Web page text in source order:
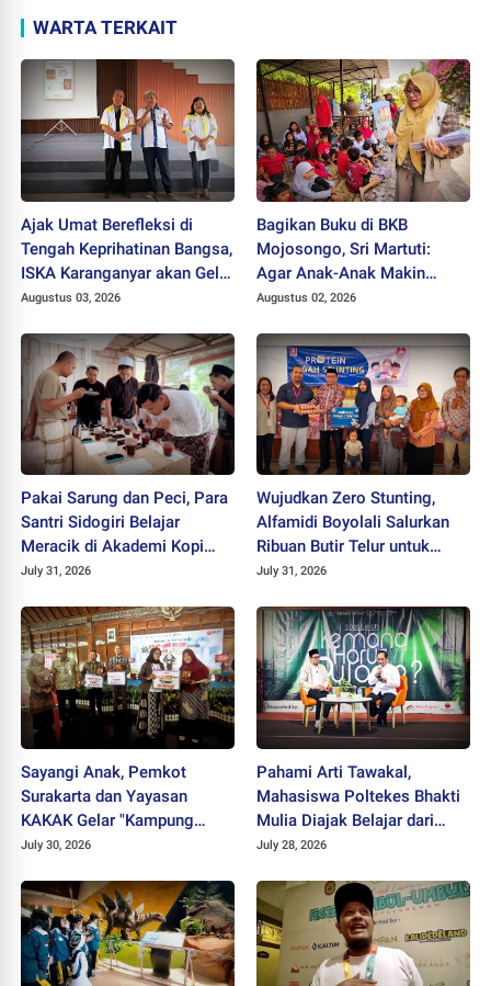
WARTA TERKAIT
Ajak Umat Berefleksi di
Tengah Keprihatinan Bangsa,
ISKA Karanganyar akan Gelar
"Mlampah Ziarah"
Augustus 03, 2026
Bagikan Buku di BKB
Mojosongo, Sri Martuti:
Agar Anak-Anak Makin
Kreatif
Augustus 02, 2026
Pakai Sarung dan Peci, Para
Santri Sidogiri Belajar
Meracik di Akademi Kopi
Santri
July 31, 2026
Wujudkan Zero Stunting,
Alfamidi Boyolali Salurkan
Ribuan Butir Telur untuk
Balita Sleman
July 31, 2026
Sayangi Anak, Pemkot
Surakarta dan Yayasan
KAKAK Gelar "Kampung
Keren Tanpa Rokok Award
July 30, 2026
Pahami Arti Tawakal,
Mahasiswa Poltekes Bhakti
Mulia Diajak Belajar dari
Cicak
July 28, 2026